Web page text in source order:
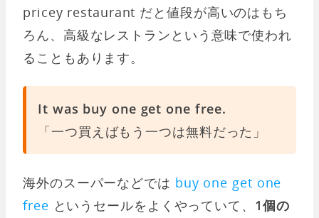
pricey restaurant だと値段が高いのはもち
ろん、高級なレストランという意味で使われ
ることもあります。
It was buy one get one free.
「一つ買えばもう一つは無料だった」
海外のスーパーなどでは buy one get one
free というセールをよくやっていて、 1個の